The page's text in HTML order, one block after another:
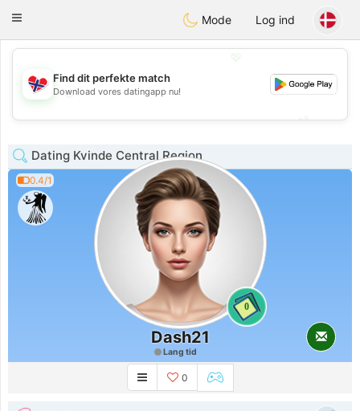
EkteNordmenn
Toggle
Mode Log ind
💖
💕
Find dit perfekte match
Download vores datingapp nu!
Dating Kvinde Central Region
0.4/1
0
Dash21
Lang tid
0